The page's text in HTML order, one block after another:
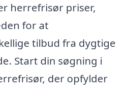
herrefrisør priser,
for at
tilbud fra dygtige
Start din søgning i
der opfylder